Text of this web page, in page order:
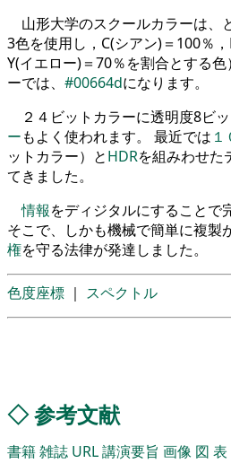
山形大学のスクールカラーは、
3色を使用し，C(シアン)＝100％
Y(イエロー)＝70％を割合とする
ーでは、 #00664dになります。
２４ビットカラーに透明度8ビ
ーもよく使われます。 最近では
ットカラー）とHDRを組みわせた
てきました。
情報をディジタルにすることで
そこで、しかも機械で簡単に複製
権を守る法律が発達しました。
色度座標 ｜ スペクトル
◇参考文献
書籍雑誌 URL講演要旨 画像 図 表